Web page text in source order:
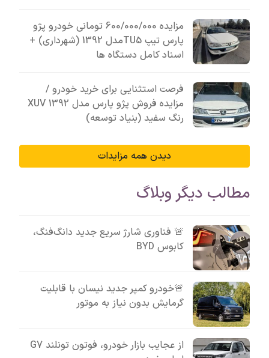
مزایده 600/000/000 تومانی خودرو پژو
پارس تیپ TU5مدل 1392 (شهرداری) +
اسناد کامل دستگاه ها
فرصت استثنایی برای خرید خودرو /
مزایده فروش پژو پارس مدل 1392 XUV
رنگ سفید (بنیاد توسعه)
دیدن همه مزایدات
مطالب دیگر وبلاگ
🚨 فناوری شارژ سریع جدید دانگ‌فنگ،
کابوس BYD
🚨خودرو کمپر جدید نیسان با قابلیت
گرمایش بدون نیاز به موتور
از عجایب بازار خودرو، فوتون تونلند G7